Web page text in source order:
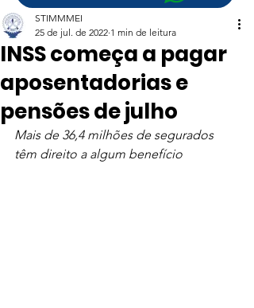
INSS começa a pagar
aposentadorias e
pensões de julho
STIMMMEI
25 de jul. de 2022 1 min de leitura
Mais de 36,4 milhões de segurados
têm direito a algum benefício